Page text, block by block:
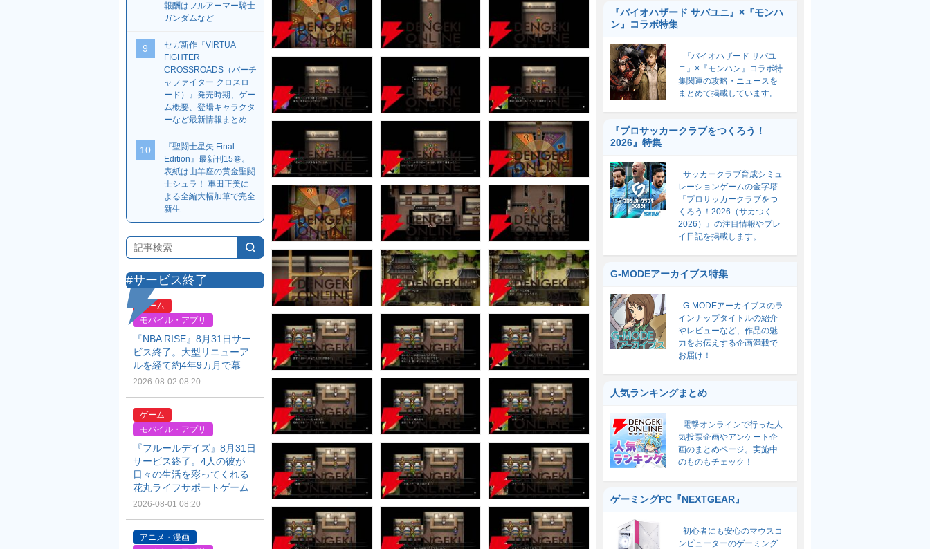
報酬はフルアーマー騎士
ガンダムなど
9
セガ新作『VIRTUA
FIGHTER
CROSSROADS（バーチ
ャファイター クロスロ
ード）』発売時期、ゲー
ム概要、登場キャラクタ
ーなど最新情報まとめ
10
『聖闘士星矢 Final
Edition』最新刊15巻。
表紙は山羊座の黄金聖闘
士シュラ！ 車田正美に
よる全編大幅加筆で完全
新生
#サービス終了
ゲーム
モバイル・アプリ
『NBA RISE』8月31日サー
ビス終了。大型リニューア
ルを経て約4年9カ月で幕
2026-08-02 08:20
ゲーム
モバイル・アプリ
『フルールデイズ』8月31日
サービス終了。4人の彼が
日々の生活を彩ってくれる
花丸ライフサポートゲーム
2026-08-01 08:20
アニメ・漫画
『バイオハザード サバユニ』×『モンハ
ン』コラボ特集
『バイオハザード サバユ
ニ』×『モンハン』コラボ特
集関連の攻略・ニュースを
まとめて掲載しています。
『プロサッカークラブをつくろう！
2026』特集
サッカークラブ育成シミュ
レーションゲームの金字塔
『プロサッカークラブをつ
くろう！2026（サカつく
2026）』の注目情報やプレ
イ日記を掲載します。
G-MODEアーカイブス特集
G-MODEアーカイブスのラ
インナップタイトルの紹介
やレビューなど、作品の魅
力をお伝えする企画満載で
お届け！
人気ランキングまとめ
電撃オンラインで行った人
気投票企画やアンケート企
画のまとめページ。実施中
のものもチェック！
ゲーミングPC『NEXTGEAR』
初心者にも安心のマウスコ
ンピューターのゲーミング